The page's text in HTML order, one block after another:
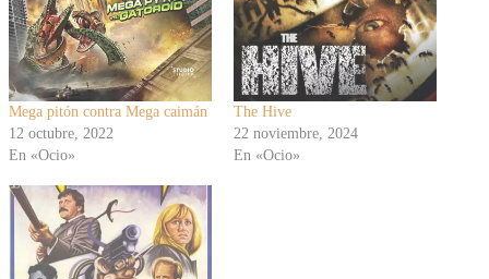
Mega pitón contra Mega caimán
12 octubre, 2022
En «Ocio»
The Hive
22 noviembre, 2024
En «Ocio»